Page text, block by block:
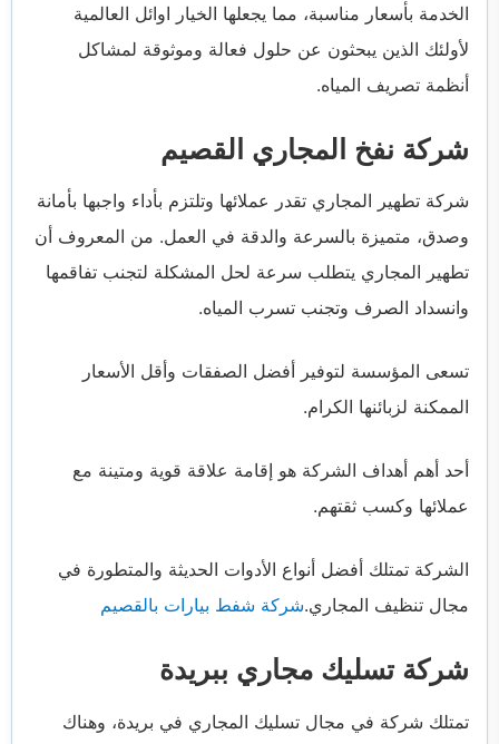
الخدمة بأسعار مناسبة، مما يجعلها الخيار اوائل العالمية
لأولئك الذين يبحثون عن حلول فعالة وموثوقة لمشاكل
أنظمة تصريف المياه.
شركة نفخ المجاري القصيم
شركة تطهير المجاري تقدر عملائها وتلتزم بأداء واجبها بأمانة
وصدق، متميزة بالسرعة والدقة في العمل. من المعروف أن
تطهير المجاري يتطلب سرعة لحل المشكلة لتجنب تفاقمها
وانسداد الصرف وتجنب تسرب المياه.
تسعى المؤسسة لتوفير أفضل الصفقات وأقل الأسعار
الممكنة لزبائنها الكرام.
أحد أهم أهداف الشركة هو إقامة علاقة قوية ومتينة مع
عملائها وكسب ثقتهم.
الشركة تمتلك أفضل أنواع الأدوات الحديثة والمتطورة في
مجال تنظيف المجاري.شركة شفط بيارات بالقصيم
شركة تسليك مجاري ببريدة
تمتلك شركة في مجال تسليك المجاري في بريدة، وهناك